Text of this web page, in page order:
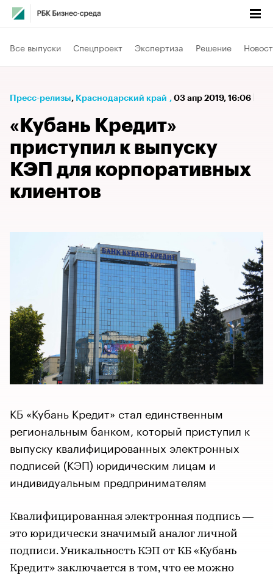
Все выпуски Спецпроект Экспертиза Решение
Пресс-релизы⁠, Краснодарский край , 03 апр 2019, 16:06
«Кубань Кредит»
приступил к выпуску
КЭП для корпоративных
клиентов
КБ «Кубань Кредит» стал единственным
региональным банком, который приступил к
выпуску квалифицированных электронных
подписей (КЭП) юридическим лицам и
индивидуальным предпринимателям
Квалифицированная электронная подпись —
это юридически значимый аналог личной
подписи. Уникальность КЭП от КБ «Кубань
Кредит» заключается в том, что ее можно